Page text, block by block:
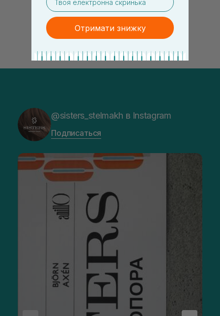
@sisters_stelmakh в Instagram
Подписаться
Отримати знижку